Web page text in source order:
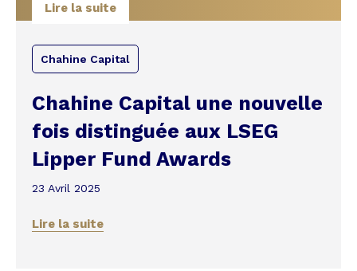
Lire la suite
Chahine Capital
Chahine Capital une nouvelle
fois distinguée aux LSEG
Lipper Fund Awards
23 Avril 2025
Lire la suite